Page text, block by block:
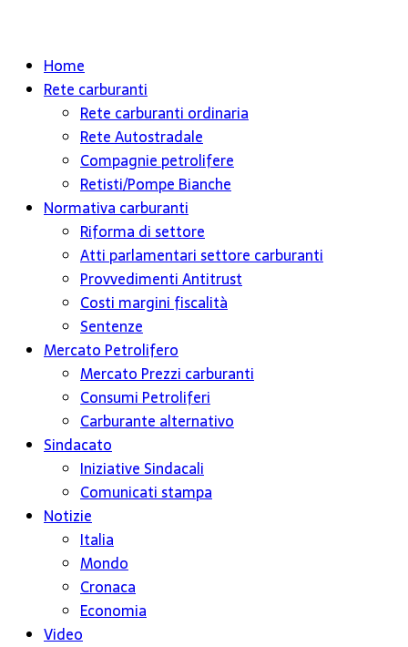
Home
Rete carburanti
Rete carburanti ordinaria
Rete Autostradale
Compagnie petrolifere
Retisti/Pompe Bianche
Normativa carburanti
Riforma di settore
Atti parlamentari settore carburanti
Provvedimenti Antitrust
Costi margini fiscalità
Sentenze
Mercato Petrolifero
Mercato Prezzi carburanti
Consumi Petroliferi
Carburante alternativo
Sindacato
Iniziative Sindacali
Comunicati stampa
Notizie
Italia
Mondo
Cronaca
Economia
Video